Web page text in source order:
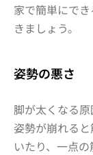
家で簡単にで
きましょう。
姿勢の悪さ
脚が太くなる原
姿勢が崩れると
いたり、一点